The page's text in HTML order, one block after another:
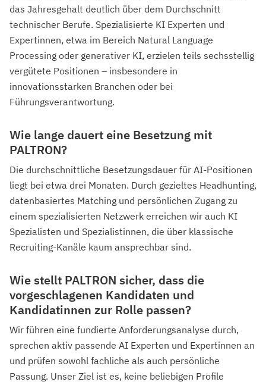
das Jahresgehalt deutlich über dem Durchschnitt
technischer Berufe. Spezialisierte KI Experten und
Expertinnen, etwa im Bereich Natural Language
Processing oder generativer KI, erzielen teils sechsstellig
vergütete Positionen – insbesondere in
innovationsstarken Branchen oder bei
Führungsverantwortung.
Wie lange dauert eine Besetzung mit
PALTRON?
Die durchschnittliche Besetzungsdauer für AI-Positionen
liegt bei etwa drei Monaten. Durch gezieltes Headhunting,
datenbasiertes Matching und persönlichen Zugang zu
einem spezialisierten Netzwerk erreichen wir auch KI
Spezialisten und Spezialistinnen, die über klassische
Recruiting-Kanäle kaum ansprechbar sind.
Wie stellt PALTRON sicher, dass die
vorgeschlagenen Kandidaten und
Kandidatinnen zur Rolle passen?
Wir führen eine fundierte Anforderungsanalyse durch,
sprechen aktiv passende AI Experten und Expertinnen an
und prüfen sowohl fachliche als auch persönliche
Passung. Unser Ziel ist es, keine beliebigen Profile